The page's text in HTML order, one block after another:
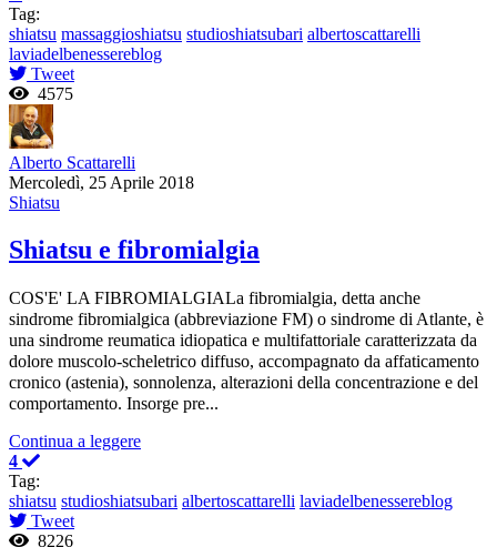
Tag:
shiatsu massaggioshiatsu studioshiatsubari albertoscattarelli
laviadelbenessereblog
Tweet
4575
Alberto Scattarelli
Mercoledì, 25 Aprile 2018
Shiatsu
Shiatsu e fibromialgia
COS'E' LA FIBROMIALGIALa fibromialgia, detta anche
sindrome fibromialgica (abbreviazione FM) o sindrome di Atlante, è
una sindrome reumatica idiopatica e multifattoriale caratterizzata da
dolore muscolo-scheletrico diffuso, accompagnato da affaticamento
cronico (astenia), sonnolenza, alterazioni della concentrazione e del
comportamento. Insorge pre...
Continua a leggere
4
Tag:
shiatsu studioshiatsubari albertoscattarelli laviadelbenessereblog
Tweet
8226